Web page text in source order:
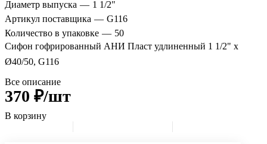
Диаметр выпуска — 1 1/2"
Артикул поставщика — G116
Количество в упаковке — 50
Сифон гофрированный АНИ Пласт удлиненный 1 1/2" х
Ø40/50, G116
Все описание
370 ₽/шт
В корзину